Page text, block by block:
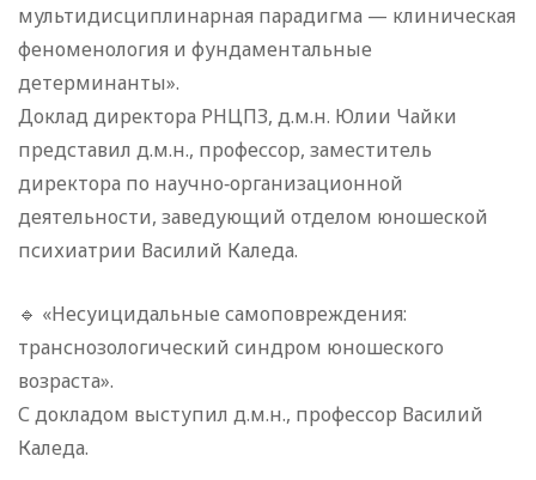
мультидисциплинарная парадигма — клиническая
феноменология и фундаментальные
детерминанты».
Доклад директора РНЦПЗ, д.м.н. Юлии Чайки
представил д.м.н., профессор, заместитель
директора по научно‑организационной
деятельности, заведующий отделом юношеской
психиатрии Василий Каледа.
🔹 «Несуицидальные самоповреждения:
транснозологический синдром юношеского
возраста».
С докладом выступил д.м.н., профессор Василий
Каледа.